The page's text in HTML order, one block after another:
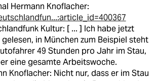
Hermann Knoflacher:
Kultur: [ ... ] Ich habe jetzt
in München zum Beispiel steht
49 Stunden pro Jahr im Stau,
eine gesamte Arbeitswoche.
Knoflacher: Nicht nur, dass er im Stau